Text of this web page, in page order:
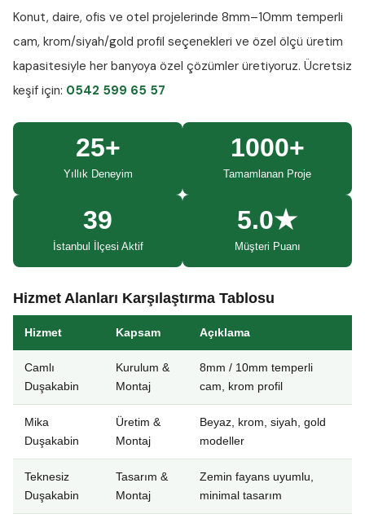
Konut, daire, ofis ve otel projelerinde 8mm–10mm temperli
cam, krom/siyah/gold profil seçenekleri ve özel ölçü üretim
kapasitesiyle her banyoya özel çözümler üretiyoruz. Ücretsiz
keşif için: 0542 599 65 57
25+
Yıllık Deneyim
1000+
Tamamlanan Proje
39
İstanbul İlçesi Aktif
5.0★
Müşteri Puanı
Hizmet Alanları Karşılaştırma Tablosu
Hizmet Kapsam Açıklama
Camlı
Duşakabin
Kurulum &
Montaj
8mm / 10mm temperli
cam, krom profil
Mika
Duşakabin
Üretim &
Montaj
Beyaz, krom, siyah, gold
modeller
Teknesiz
Duşakabin
Tasarım &
Montaj
Zemin fayans uyumlu,
minimal tasarım